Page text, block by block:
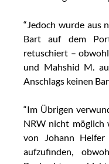
“Jedoch wurde aus
Bart auf dem
retuschiert –
und Mahshid M.
Anschlags keinen
“Im Übrigen
NRW nicht möglich
von Johann
aufzufinden,